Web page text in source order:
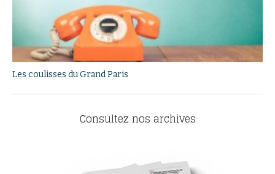
Les coulisses du Grand Paris
Consultez nos archives